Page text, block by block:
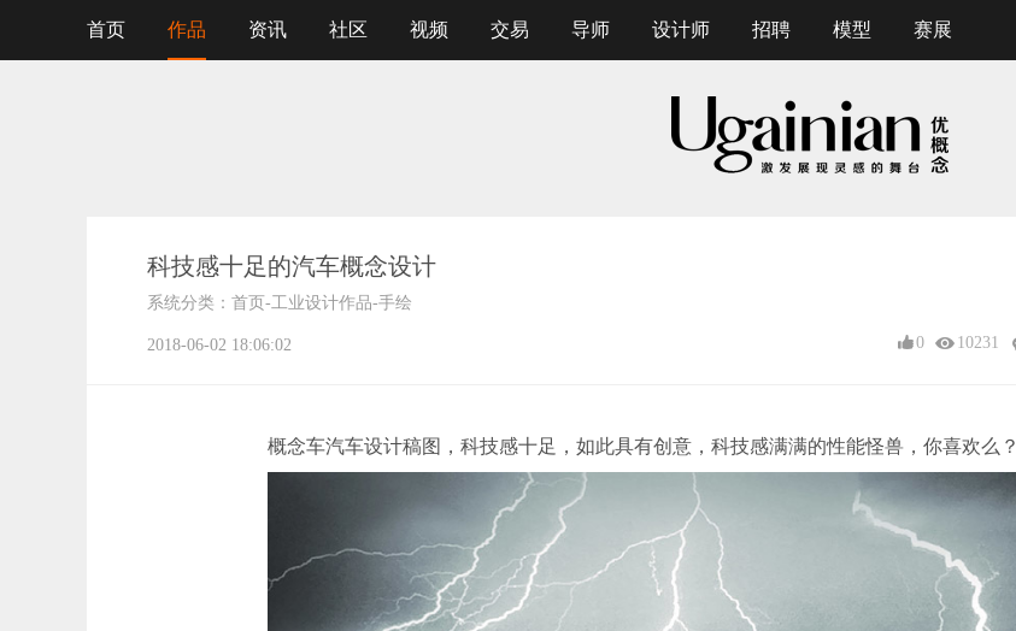
首页 作品 资讯 社区 视频 交易 导师 设计师 招聘 模型 赛展
科技感十足的汽车概念设计
系统分类： 首页 -工业设计作品-手绘
2018-06-02 18:06:02 0 10231
概念车汽车设计稿图，科技感十足，如此具有创意，科技感满满的性能怪兽，你喜欢么？